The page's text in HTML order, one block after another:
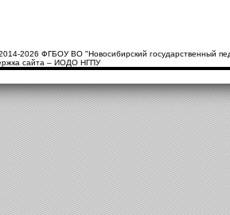
2026 ФГБОУ ВО "Новосибирский государственный
сайта – ИОДО НГПУ